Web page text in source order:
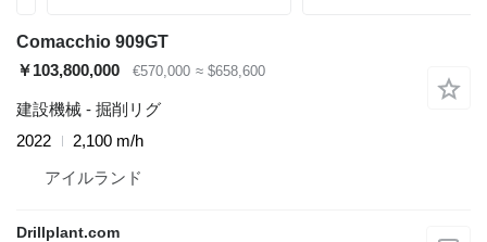
Comacchio 909GT
￥103,800,000
€570,000 ≈ $658,600
建設機械 - 掘削リグ
2022
2,100 m/h
アイルランド
Drillplant.com